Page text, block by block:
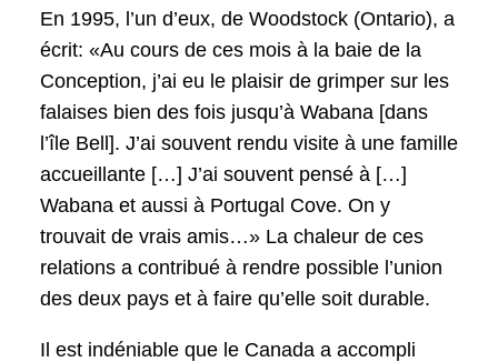
En 1995, l’un d’eux, de Woodstock (Ontario), a
écrit: «Au cours de ces mois à la baie de la
Conception, j’ai eu le plaisir de grimper sur les
falaises bien des fois jusqu’à Wabana [dans
l’île Bell]. J’ai souvent rendu visite à une famille
accueillante […] J’ai souvent pensé à […]
Wabana et aussi à Portugal Cove. On y
trouvait de vrais amis…» La chaleur de ces
relations a contribué à rendre possible l’union
des deux pays et à faire qu’elle soit durable.
Il est indéniable que le Canada a accompli